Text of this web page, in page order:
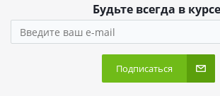
Будьте всегда в
Подписаться